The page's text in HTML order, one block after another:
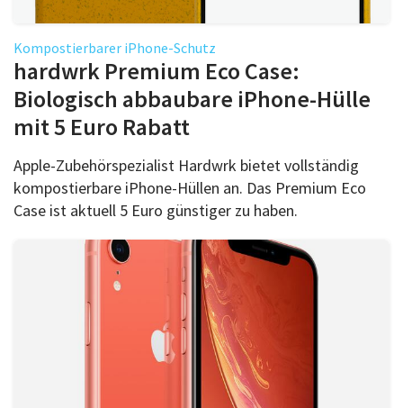
Kompostierbarer iPhone-Schutz
hardwrk Premium Eco Case:
Biologisch abbaubare iPhone-Hülle
mit 5 Euro Rabatt
Apple-Zubehörspezialist Hardwrk bietet vollständig
kompostierbare iPhone-Hüllen an. Das Premium Eco
Case ist aktuell 5 Euro günstiger zu haben.